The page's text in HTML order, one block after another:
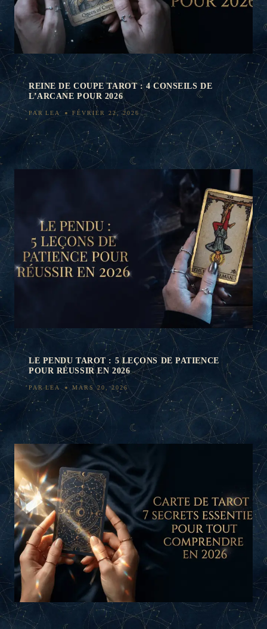
REINE DE COUPE TAROT : 4 CONSEILS DE
L’ARCANE POUR 2026
PAR LEA FÉVRIER 22, 2026
LE PENDU TAROT : 5 LEÇONS DE PATIENCE
POUR RÉUSSIR EN 2026
PAR LEA MARS 20, 2026